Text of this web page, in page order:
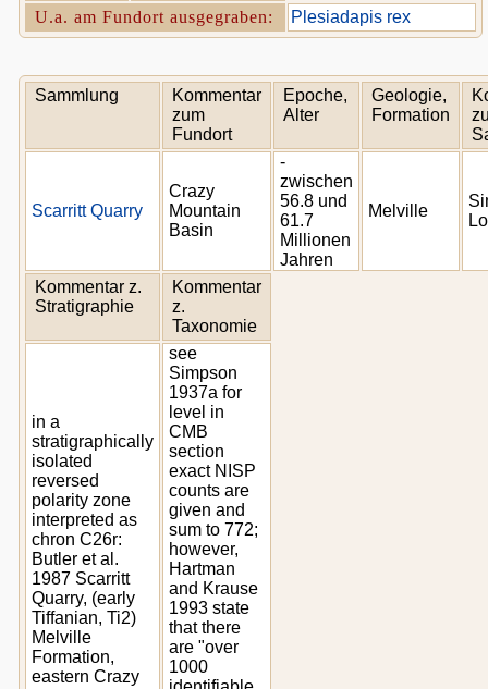
U.a. am Fundort ausgegraben:
Plesiadapis rex
Sammlung
Kommentar
zum
Fundort
Epoche,
Alter
Geologie,
Formation
Scarritt Quarry
Crazy
Mountain
Basin
-
zwischen
56.8 und
61.7
Millionen
Jahren
Melville
Kommentar z.
Stratigraphie
Kommentar
z.
Taxonomie
in a
stratigraphically
isolated
reversed
polarity zone
interpreted as
chron C26r:
Butler et al.
1987 Scarritt
Quarry, (early
Tiffanian, Ti2)
Melville
Formation,
eastern Crazy
see
Simpson
1937a for
level in
CMB
section
exact NISP
counts are
given and
sum to 772;
however,
Hartman
and Krause
1993 state
that there
are "over
1000